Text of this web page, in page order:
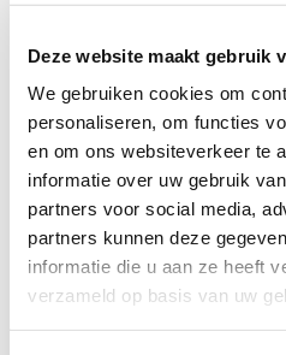
Deze website maakt gebruik
We gebruiken cookies om
personaliseren, om functies
en om ons websiteverkeer te
informatie over uw gebruik
partners voor social media,
partners kunnen deze
informatie die u aan ze heeft
verzameld op basis van uw
koffiedik.
Voldoende
voor ± 25
kroketten,
buiten de
worden.